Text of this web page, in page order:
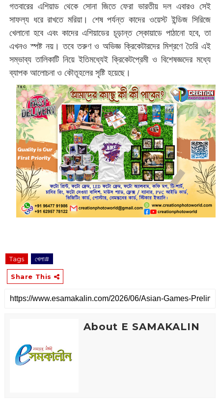
গতবারের এশিয়াড থেকে সোনা জিতে ফেরা ভারতীয় দল এবারও সেই
সাফল্য ধরে রাখতে মরিয়া। শেষ পর্যন্ত কাদের ওয়েস্ট ইন্ডিজ সিরিজে
খেলানো হবে এবং কাদের এশিয়াডের চূড়ান্ত স্কোয়াডে পাঠানো হবে, তা
এখনও স্পষ্ট নয়। তবে তরুণ ও অভিজ্ঞ ক্রিকেটারদের মিশ্রণে তৈরি এই
সম্ভাব্য তালিকাটি নিয়ে ইতিমধ্যেই ক্রিকেটপ্রেমী ও বিশেষজ্ঞদের মধ্যে
ব্যাপক আলোচনা ও কৌতূহলের সৃষ্টি হয়েছে।‌‌
Tags খেলা#
Share This
About E SAMAKALIN